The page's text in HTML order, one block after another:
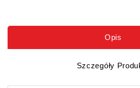
Opis
Szczegóły